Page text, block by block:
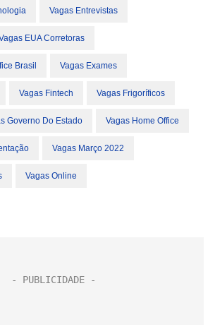
Vagas Entrevistas
EUA Corretoras
Brasil Vagas Exames
Vagas Fintech Vagas Frigoríficos
Governo Do Estado Vagas Home Office
Vagas Março 2022
Vagas Online